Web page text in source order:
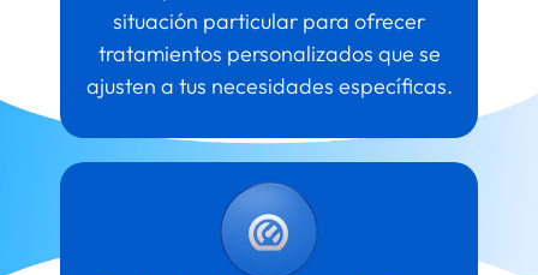
situación particular para ofrecer
tratamientos personalizados que se
ajusten a tus necesidades específicas.